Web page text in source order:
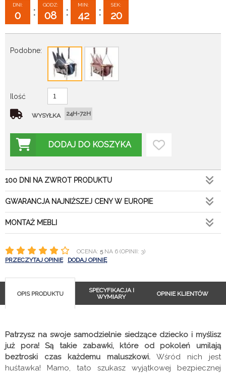
DNI:
0 :
GODZ:
08 :
MIN:
42 :
SEK:
19
Podobne:
Ilość
WYSYŁKA 24H-72H
DODAJ DO KOSZYKA
100 DNI NA ZWROT PRODUKTU
GWARANCJA NAJNIŻSZEJ CENY W EUROPIE
MONTAŻ MEBLI
OCENA: 5NA 6 (OPINII: 3)
PRZECZYTAJ OPINIE
DODAJ OPINIĘ
OPIS PRODUKTU
SPECYFIKACJA I
WYMIARY
OPINIE KLIENTÓW
Patrzysz na swoje samodzielnie siedzące dziecko i myślisz
już pora! Są takie zabawki, które od pokoleń umilają
beztroski czas każdemu maluszkowi. Wśród nich jest
huśtawka! Mamo, tato szukasz wyjątkowej bezpiecznej